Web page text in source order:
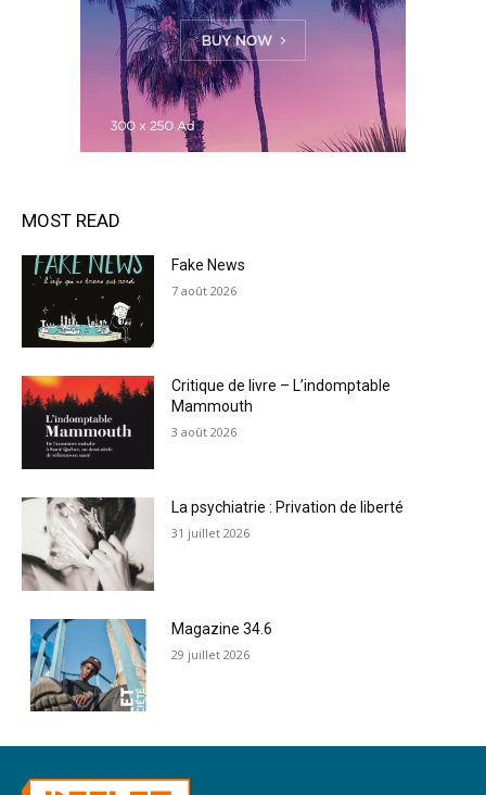
MOST READ
Fake News
7 août 2026
Critique de livre – L’indomptable
Mammouth
3 août 2026
La psychiatrie : Privation de liberté
31 juillet 2026
Magazine 34.6
29 juillet 2026